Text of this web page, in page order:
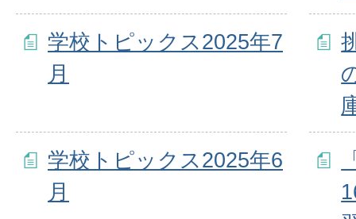
学校トピックス2025年7
月
学校トピックス2025年6
月